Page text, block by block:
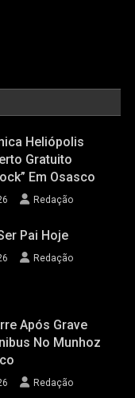
Heliópolis
Gratuito
Em Osasco
Redação
Pai Hoje
Redação
Após Grave
No Munhoz
Redação